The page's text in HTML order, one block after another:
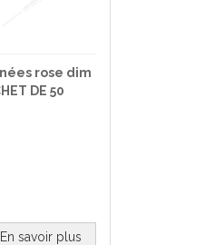
rose dim
DE 50
En savoir plus